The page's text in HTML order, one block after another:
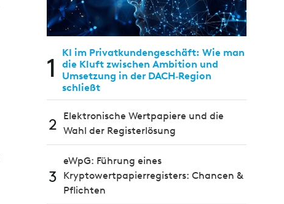
1
KI im Privatkundengeschäft: Wie man
die Kluft zwischen Ambition und
Umsetzung in der DACH‑Region
schließt
2
Elektronische Wertpapiere und die
Wahl der Registerlösung
3
eWpG: Führung eines
Kryptowertpapierregisters: Chancen &
Pflichten